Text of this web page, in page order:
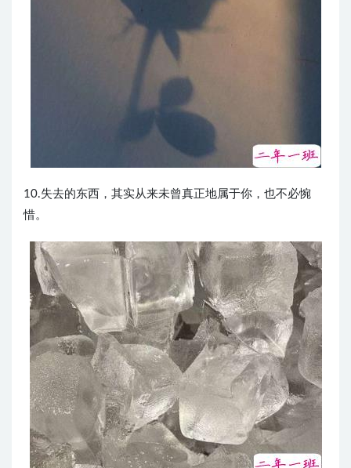
10.失去的东西，其实从来未曾真正地属于你，也不必惋
惜。